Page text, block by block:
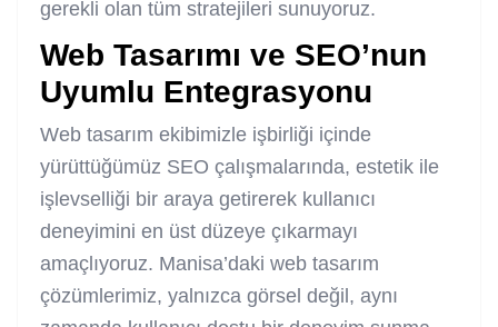
gerekli olan tüm stratejileri sunuyoruz.
Web Tasarımı ve SEO’nun
Uyumlu Entegrasyonu
Web tasarım ekibimizle işbirliği içinde
yürüttüğümüz SEO çalışmalarında, estetik ile
işlevselliği bir araya getirerek kullanıcı
deneyimini en üst düzeye çıkarmayı
amaçlıyoruz. Manisa’daki web tasarım
çözümlerimiz, yalnızca görsel değil, aynı